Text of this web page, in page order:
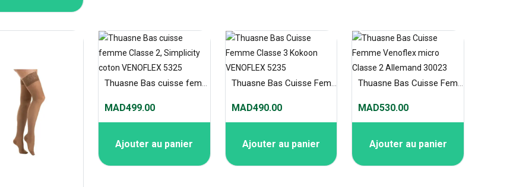
Thuasne Bas cuisse femme Classe 2, Simplicity coton VENOFLEX 5325
MAD499.00
Ajouter au panier
Thuasne Bas Cuisse Femme Classe 3 Kokoon VENOFLEX 5235
MAD490.00
Ajouter au panier
Thuasne Bas Cuisse Femme Venoflex micro Classe 2 Allemand 30023
MAD530.00
Ajouter au panier